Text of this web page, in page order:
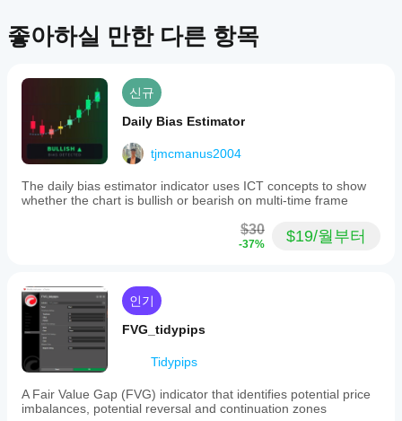
뷰
가
없
다.
미
사
용
다
사
들
게
가
턴스
를
을
위한
지표
를
사용
할
앱이
Store의
지원하
맞춤형
지표는
cTrader
Windows
및 Mac에
서만 사
지
표
를
어
떻
할
수
있
나
요?
한
심벌
지
표
좋아하실 만한 다른 항목
신규
Daily Bias Estimator
tjmcmanus2004
The daily bias estimator indicator uses ICT concepts to show
whether the chart is bullish or bearish on multi-time frame
$30
-37% $19/월부터
인기
FVG_tidypips
Tidypips
A Fair Value Gap (FVG) indicator that identifies potential price
imbalances, potential reversal and continuation zones